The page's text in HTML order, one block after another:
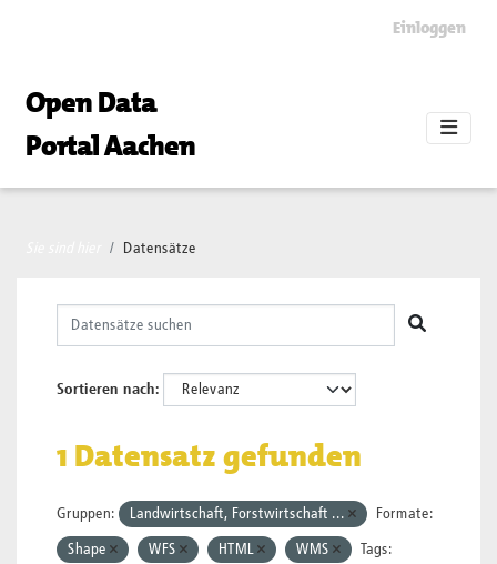
Einloggen
Open Data
Portal Aachen
Datensätze
Sortieren nach
1 Datensatz gefunden
Gruppen: Landwirtschaft, Forstwirtschaft ... Formate:
Shape WFS HTML WMS Tags: